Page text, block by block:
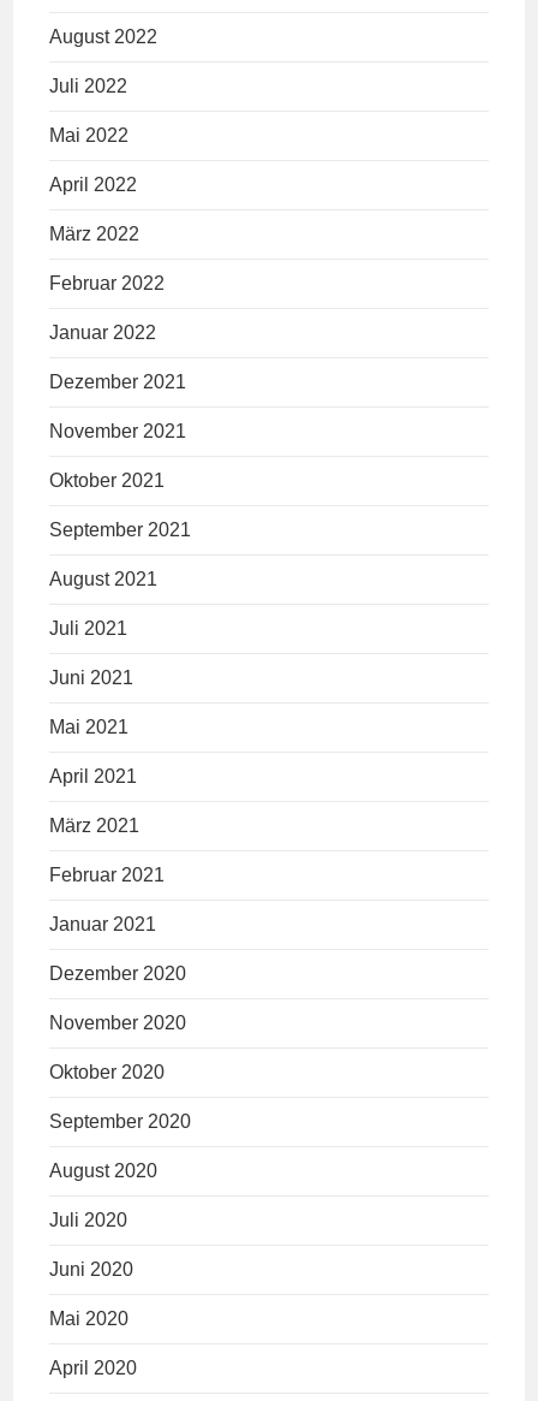
August 2022
Juli 2022
Mai 2022
April 2022
März 2022
Februar 2022
Januar 2022
Dezember 2021
November 2021
Oktober 2021
September 2021
August 2021
Juli 2021
Juni 2021
Mai 2021
April 2021
März 2021
Februar 2021
Januar 2021
Dezember 2020
November 2020
Oktober 2020
September 2020
August 2020
Juli 2020
Juni 2020
Mai 2020
April 2020